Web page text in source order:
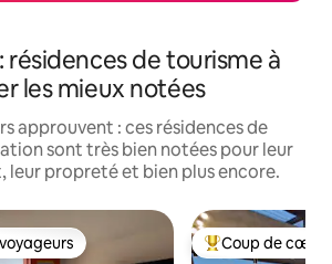
résidences de tourisme à
les mieux notées
approuvent : ces résidences de
sont très bien notées pour leur
leur propreté et bien plus encore.
les plus appréciés Coups de cœur
Coup de cœur